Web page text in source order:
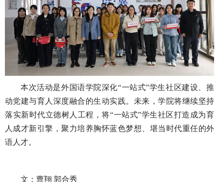
本次活动是外国语学院深化“一站式”学生社区建设、推
动党建与育人深度融合的生动实践。未来，学院将继续坚持
落实新时代立德树人工程，将“一站式”学生社区打造成为育
人成才新引擎，聚力培养胸怀蓝色梦想、堪当时代重任的外
语人才。
文：曹翔 郭合秀